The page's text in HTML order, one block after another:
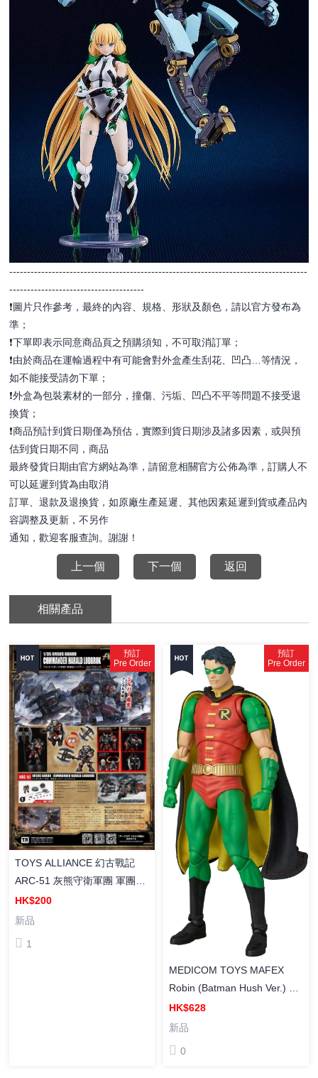
------------------------------------------------------------------------------------
--------------------------------------
❗️圖片只作參考，最終的內容、規格、形狀及顏色，請以官方發布為
準；
❗️下單即表示同意商品頁之預購須知，不可取消訂單；
❗️由於商品在運輸過程中有可能會對外盒產生刮花、凹凸…等情況，
如不能接受請勿下單；
❗️外盒為包裝素材的一部分，撞傷、污垢、凹凸不平等問題不接受退
換貨；
❗️商品預計到貨日期僅為預估，實際到貨日期涉及諸多因素，或與預
估到貨日期不同，商品
最終發貨日期由官方網站為準，請留意相關官方公佈為準，訂購人不
可以延遲到貨為由取消
訂單、退款及退換貨，如原廠生產延遲、其他因素延遲到貨或產品內
容調整及更新，不另作
通知，歡迎客服查詢。謝謝！
上一個 下一個 返回
相關產品
預訂
Pre Order
TOYS ALLIANCE 幻古戰記
ARC-51 灰熊守衛軍團 軍團長
海爾 羅德布洛克 塗裝成品
HK$200
新品
1
預訂
Pre Order
MEDICOM TOYS MAFEX
Robin (Batman Hush Ver.) 羅
賓（蝙蝠俠 Hush Ver.) 塗裝成
品可動人偶
HK$628
新品
0